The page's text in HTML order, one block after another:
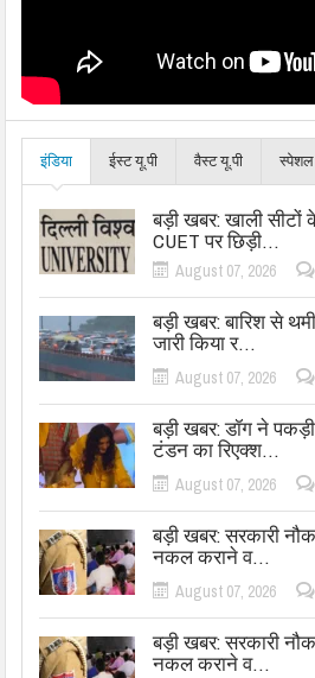
इंडिया ईस्ट यू.पी वैस्ट यू.पी स्पेशल
बड़ी खबर: खाली
CUET पर छिड़ी…
August 07, 2026
बड़ी खबर: बारिश से
जारी किया र…
August 07, 2026
बड़ी खबर: डॉग ने पकड़ी
टंडन का रिएक्श…
August 07, 2026
बड़ी खबर: सरकारी
नकल कराने व…
August 07, 2026
बड़ी खबर: सरकारी
नकल कराने व…